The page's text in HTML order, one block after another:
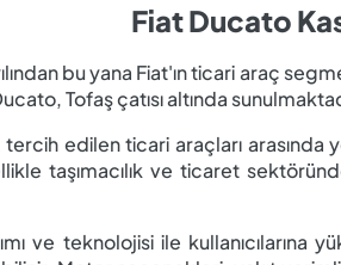
Fiat Ducato
bu yana Fiat'ın ticari araç
Tofaş çatısı altında
edilen ticari araçları arasında
taşımacılık ve ticaret
ve teknolojisi ile